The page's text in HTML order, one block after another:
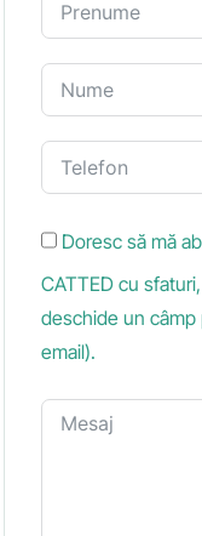
Doresc să mă
CATTED cu
deschide un
email).